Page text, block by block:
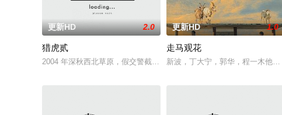
更新HD 2.0
猎虎贰
2004 年深秋西北草原，假交警截停铜矿押运车，炸药破箱、两命陨灭
更新HD 1.0
走马观花
新波，丁大宁，郭华，程一木他